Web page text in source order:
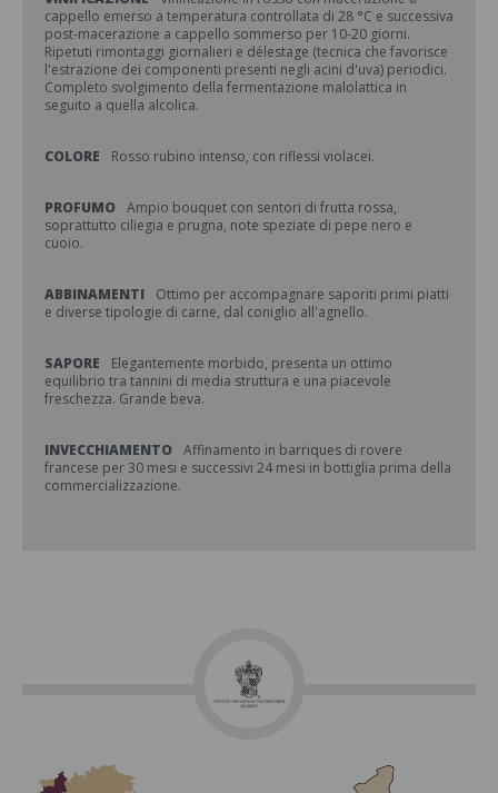
cappello emerso a temperatura controllata di 28 °C e successiva
post-macerazione a cappello sommerso per 10-20 giorni.
Ripetuti rimontaggi giornalieri e délestage (tecnica che favorisce
l'estrazione dei componenti presenti negli acini d'uva) periodici.
Completo svolgimento della fermentazione malolattica in
seguito a quella alcolica.
COLORE Rosso rubino intenso, con riflessi violacei.
PROFUMO Ampio bouquet con sentori di frutta rossa,
soprattutto ciliegia e prugna, note speziate di pepe nero e
cuoio.
ABBINAMENTI
Ottimo per accompagnare saporiti primi piatti
e diverse tipologie di carne, dal coniglio all'agnello.
SAPORE
Elegantemente morbido, presenta un ottimo
equilibrio tra tannini di media struttura e una piacevole
freschezza. Grande beva.
INVECCHIAMENTO Affinamento in barriques di rovere
francese per 30 mesi e successivi 24 mesi in bottiglia prima della
commercializzazione.